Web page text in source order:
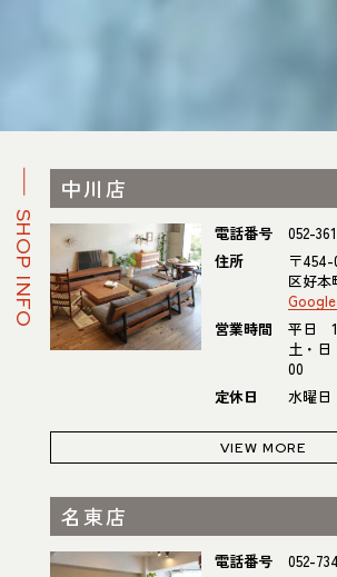
SHOP INFO
中川店
電話番号
052-
住所
〒
区好本
営業時間
平日
土・日
00
定休日
水曜日
VIEW MORE
名東店
電話番号
052-